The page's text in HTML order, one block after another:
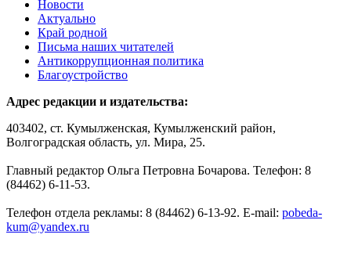
Новости
Актуально
Край родной
Письма наших читателей
Антикоррупционная политика
Благоустройство
Адрес редакции и издательства:
403402, ст. Кумылженская, Кумылженский район,
Волгоградская область, ул. Мира, 25.
Главный редактор Ольга Петровна Бочарова. Телефон: 8
(84462) 6-11-53.
Телефон отдела рекламы: 8 (84462) 6-13-92. E-mail: pobeda-
kum@yandex.ru